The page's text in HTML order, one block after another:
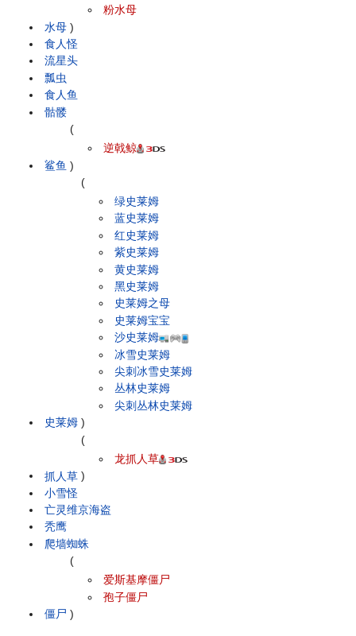
水母
粉水母
)
食人怪
流星头
瓢虫
食人鱼
骷髅
鲨鱼
(
逆戟鲸
)
史莱姆
(
绿史莱姆
蓝史莱姆
红史莱姆
紫史莱姆
黄史莱姆
黑史莱姆
史莱姆之母
史莱姆宝宝
沙史莱姆
冰雪史莱姆
尖刺冰雪史莱姆
丛林史莱姆
尖刺丛林史莱姆
)
抓人草
(
龙抓人草
)
小雪怪
亡灵维京海盗
秃鹰
爬墙蜘蛛
僵尸
(
爱斯基摩僵尸
孢子僵尸
)